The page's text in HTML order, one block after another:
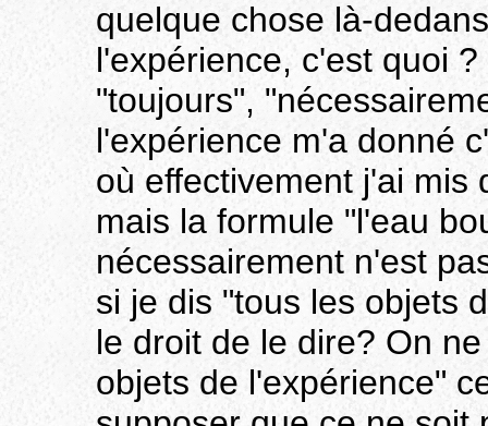
quelque chose là-
l'expérience, c'est quoi
"toujours",
l'expérience m'a donné
où effectivement j'ai mis
mais la formule "l'eau
nécessairement n'est
si je dis "tous les objets
le droit de le dire? On
objets de l'expérience"